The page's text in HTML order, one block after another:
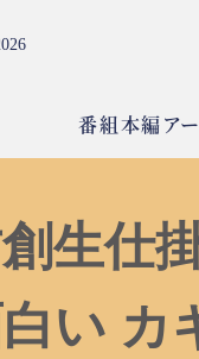
番組本編ア
生仕
い カ